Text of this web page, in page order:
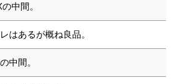
中間。
はあるが概ね良品。
中間。